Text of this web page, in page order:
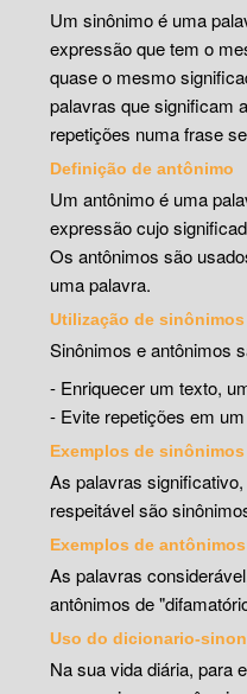
Um sinônimo é uma
expressão que tem o
quase o mesmo
palavras que significam
repetições numa frase
Definição de antônimo
Um antônimo é uma
expressão cujo
Os antônimos são
uma palavra.
Utilização de
Sinônimos e antônimos
- Enriquecer um texto,
- Evite repetições em
Exemplos de sinônimos
As palavras
respeitável são
Exemplos de antônimos
As palavras
antônimos de
Uso do dicionario-
Na sua vida diária, para